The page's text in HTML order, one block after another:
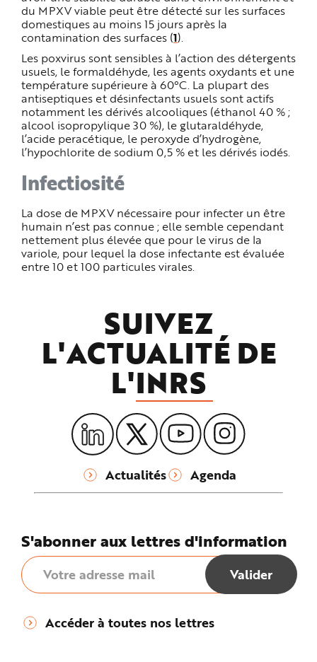
du MPXV viable peut être détecté sur les surfaces
domestiques au moins 15 jours après la
contamination des surfaces (1).
Les poxvirus sont sensibles à l’action des détergents
usuels, le formaldéhyde, les agents oxydants et une
température supérieure à 60°C. La plupart des
antiseptiques et désinfectants usuels sont actifs
notamment les dérivés alcooliques (éthanol 40 % ;
alcool isopropylique 30 %), le glutaraldéhyde,
l’acide peracétique, le peroxyde d’hydrogène,
l’hypochlorite de sodium 0,5 % et les dérivés iodés.
Infectiosité
La dose de MPXV nécessaire pour infecter un être
humain n’est pas connue ; elle semble cependant
nettement plus élevée que pour le virus de la
variole, pour lequel la dose infectante est évaluée
entre 10 et 100 particules virales.
SUIVEZ
L'ACTUALITÉ DE
L'INRS
Actualités Agenda
S'abonner aux lettres d'information
Accéder à toutes nos lettres